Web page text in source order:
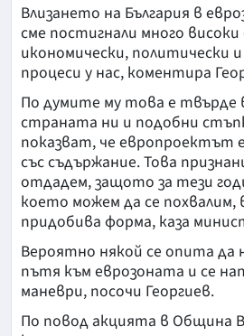
Влизането на България в
сме постигнали много
икономически, политически
процеси у нас, коментира
По думите му това е твърде
страната ни и подобни
показват, че европроектът
със съдържание. Това
отдадем, защото за тези
което можем да се похвалим,
придобива форма, каза
Вероятно някой се опита
пътя към еврозоната и се
маневри, посочи Георгиев.
По повод акцията в Община